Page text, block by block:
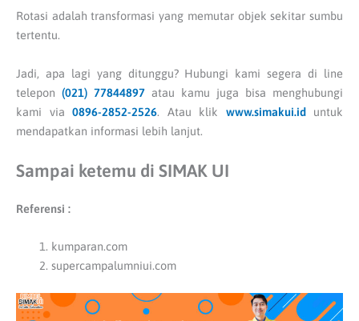
Rotasi adalah transformasi yang memutar objek sekitar sumbu
tertentu.
Jadi, apa lagi yang ditunggu? Hubungi kami segera di line
telepon (021) 77844897 atau kamu juga bisa menghubungi
kami via 0896-2852-2526. Atau klik www.simakui.iduntuk
mendapatkan informasi lebih lanjut.
Sampai ketemu di SIMAK UI
Referensi :
kumparan.com
supercampalumniui.com